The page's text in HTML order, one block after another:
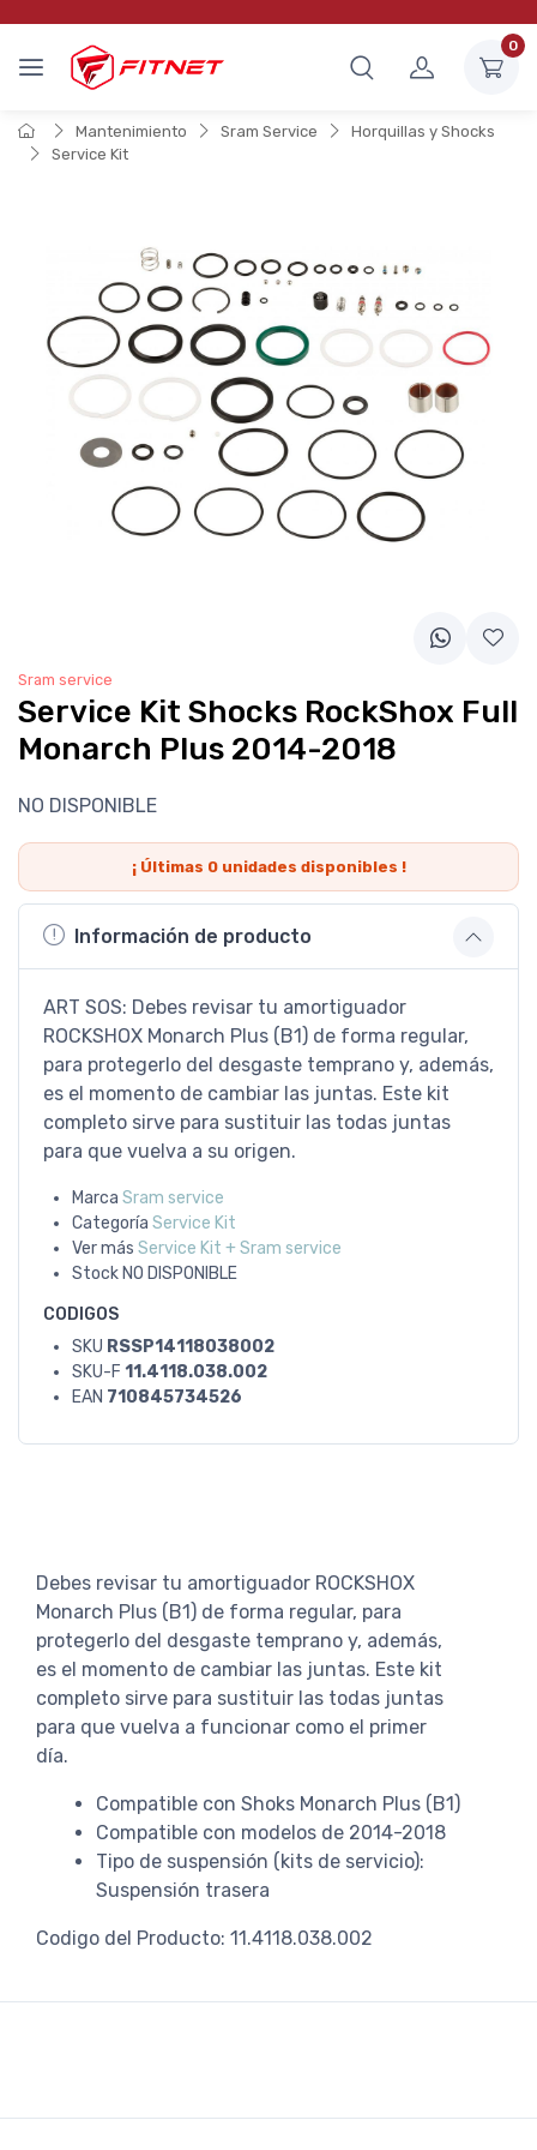
0
Mantenimiento Sram Service
Horquillas y Shocks
Service Kit
Sram service
Service Kit Shocks RockShox Full
Monarch Plus 2014-2018
NO DISPONIBLE
¡ Últimas 0unidades disponibles !
Información de producto
ART SOS: Debes revisar tu amortiguador
ROCKSHOX Monarch Plus (B1) de forma regular,
para protegerlo del desgaste temprano y, además,
es el momento de cambiar las juntas. Este kit
completo sirve para sustituir las todas juntas
para que vuelva a su origen.
Marca Sram service
Categoría Service Kit
Ver más Service Kit + Sram service
Stock NO DISPONIBLE
CODIGOS
SKU RSSP14118038002
SKU-F 11.4118.038.002
EAN 710845734526
Debes revisar tu amortiguador ROCKSHOX
Monarch Plus (B1) de forma regular, para
protegerlo del desgaste temprano y, además,
es el momento de cambiar las juntas. Este kit
completo sirve para sustituir las todas juntas
para que vuelva a funcionar como el primer
día.
Compatible con Shoks Monarch Plus (B1)
Compatible con modelos de 2014-2018
Tipo de suspensión (kits de servicio):
Suspensión trasera
Codigo del Producto: 11.4118.038.002